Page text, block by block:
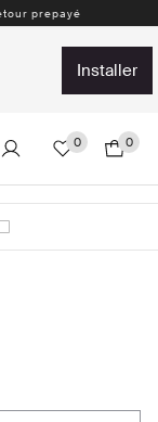
prepayé
installer
0 0